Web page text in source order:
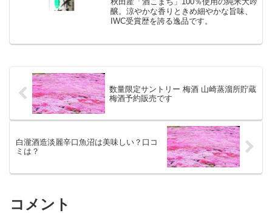
醸。涼やかな香りときめ細やかな旨味、
IWC受賞歴を誇る逸品です。
数量限定サントリー 梅酒 山崎蒸溜所貯蔵
梅酒予約販売です
白瀧酒造淡麗辛口魚沼は美味しい？口コ
ミは？
コメント